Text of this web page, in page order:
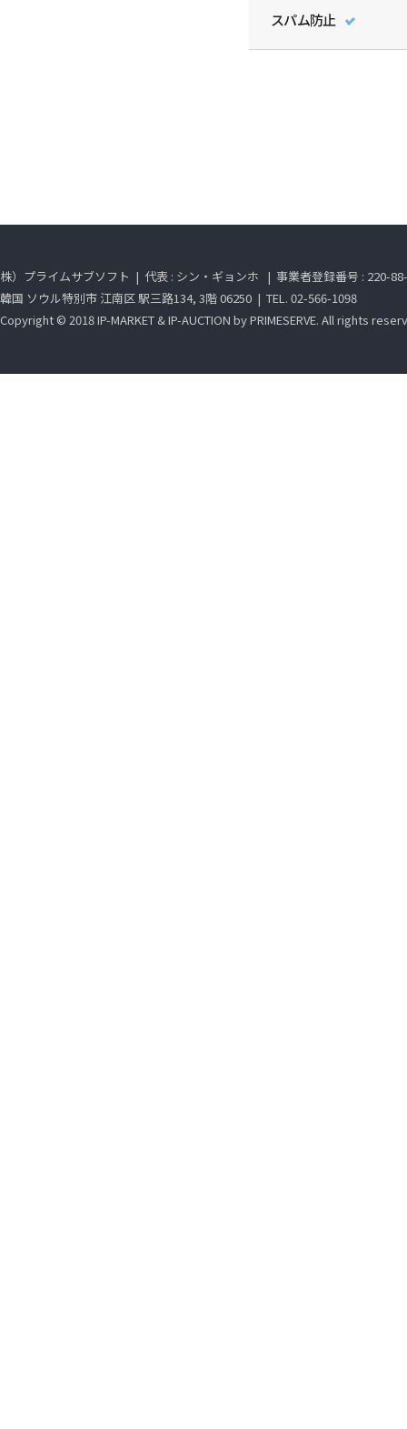
スパム防止
株）プライムサブソフト | 代表 : シン・ギョンホ | 事業者登録番号 : 220-
韓国 ソウル特別市 江南区 駅三路134, 3階 06250 | TEL. 02-566-1098
Copyright © 2018 IP-MARKET & IP-AUCTION by PRIMESERVE. All rights